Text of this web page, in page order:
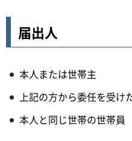
届出人
本人または世帯主
上記の方から委任を受け
本人と同じ世帯の世帯員